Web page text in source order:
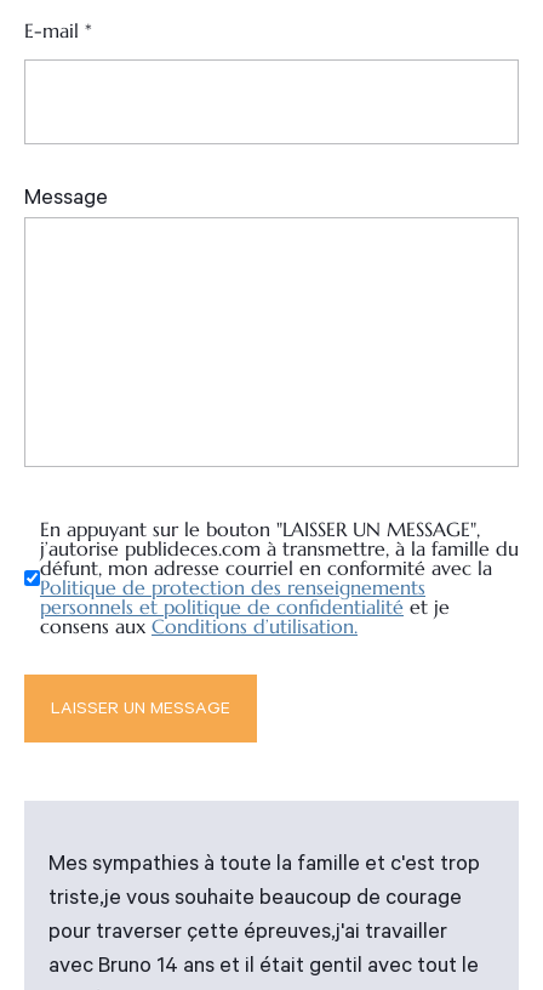
En appuyant sur le bouton "LAISSER UN MESSAGE",
j’autorise publideces.com à transmettre, à la famille du
défunt, mon adresse courriel en conformité avec la
Politique de protection des renseignements
personnels et politique de confidentialité et je
consens aux Conditions d’utilisation.
E-mail *
Mes sympathies à toute la famille et c'est trop
triste,je vous souhaite beaucoup de courage
pour traverser çette épreuves,j'ai travailler
avec Bruno 14 ans et il était gentil avec tout le